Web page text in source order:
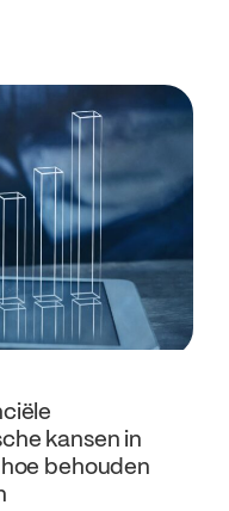
kansen in
behouden